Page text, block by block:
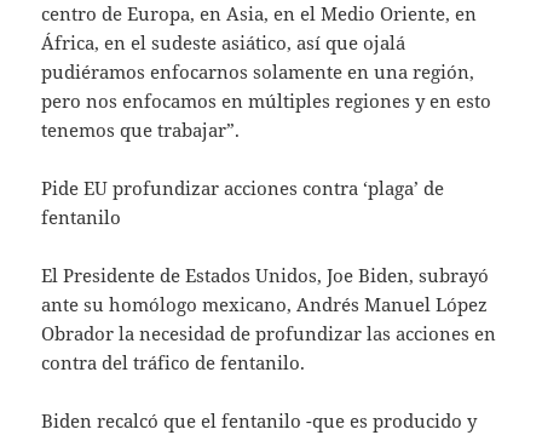
centro de Europa, en Asia, en el Medio Oriente, en
África, en el sudeste asiático, así que ojalá
pudiéramos enfocarnos solamente en una región,
pero nos enfocamos en múltiples regiones y en esto
tenemos que trabajar”.
Pide EU profundizar acciones contra ‘plaga’ de
fentanilo
El Presidente de Estados Unidos, Joe Biden, subrayó
ante su homólogo mexicano, Andrés Manuel López
Obrador la necesidad de profundizar las acciones en
contra del tráfico de fentanilo.
Biden recalcó que el fentanilo -que es producido y